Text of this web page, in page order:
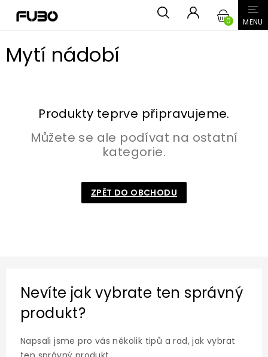
Mytí nádobí
Produkty teprve připravujeme.
Můžete se ale podívat na ostatní
kategorie.
ZPĚT DO OBCHODU
Nevíte jak vybrate ten správný
produkt?
Napsali jsme pro vás několik tipů a rad, jak vybrat